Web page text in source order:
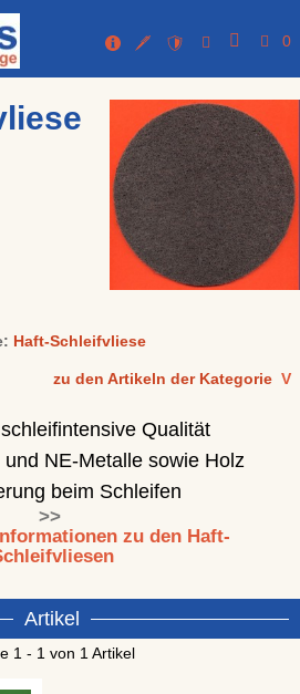
0
Haft-Schleifvliese
zu den Artikeln der Kategorie V
Qualität
NE-Metalle sowie Holz
beim Schleifen
>>
zu den Haft-
Artikel
1 - 1 von 1 Artikel